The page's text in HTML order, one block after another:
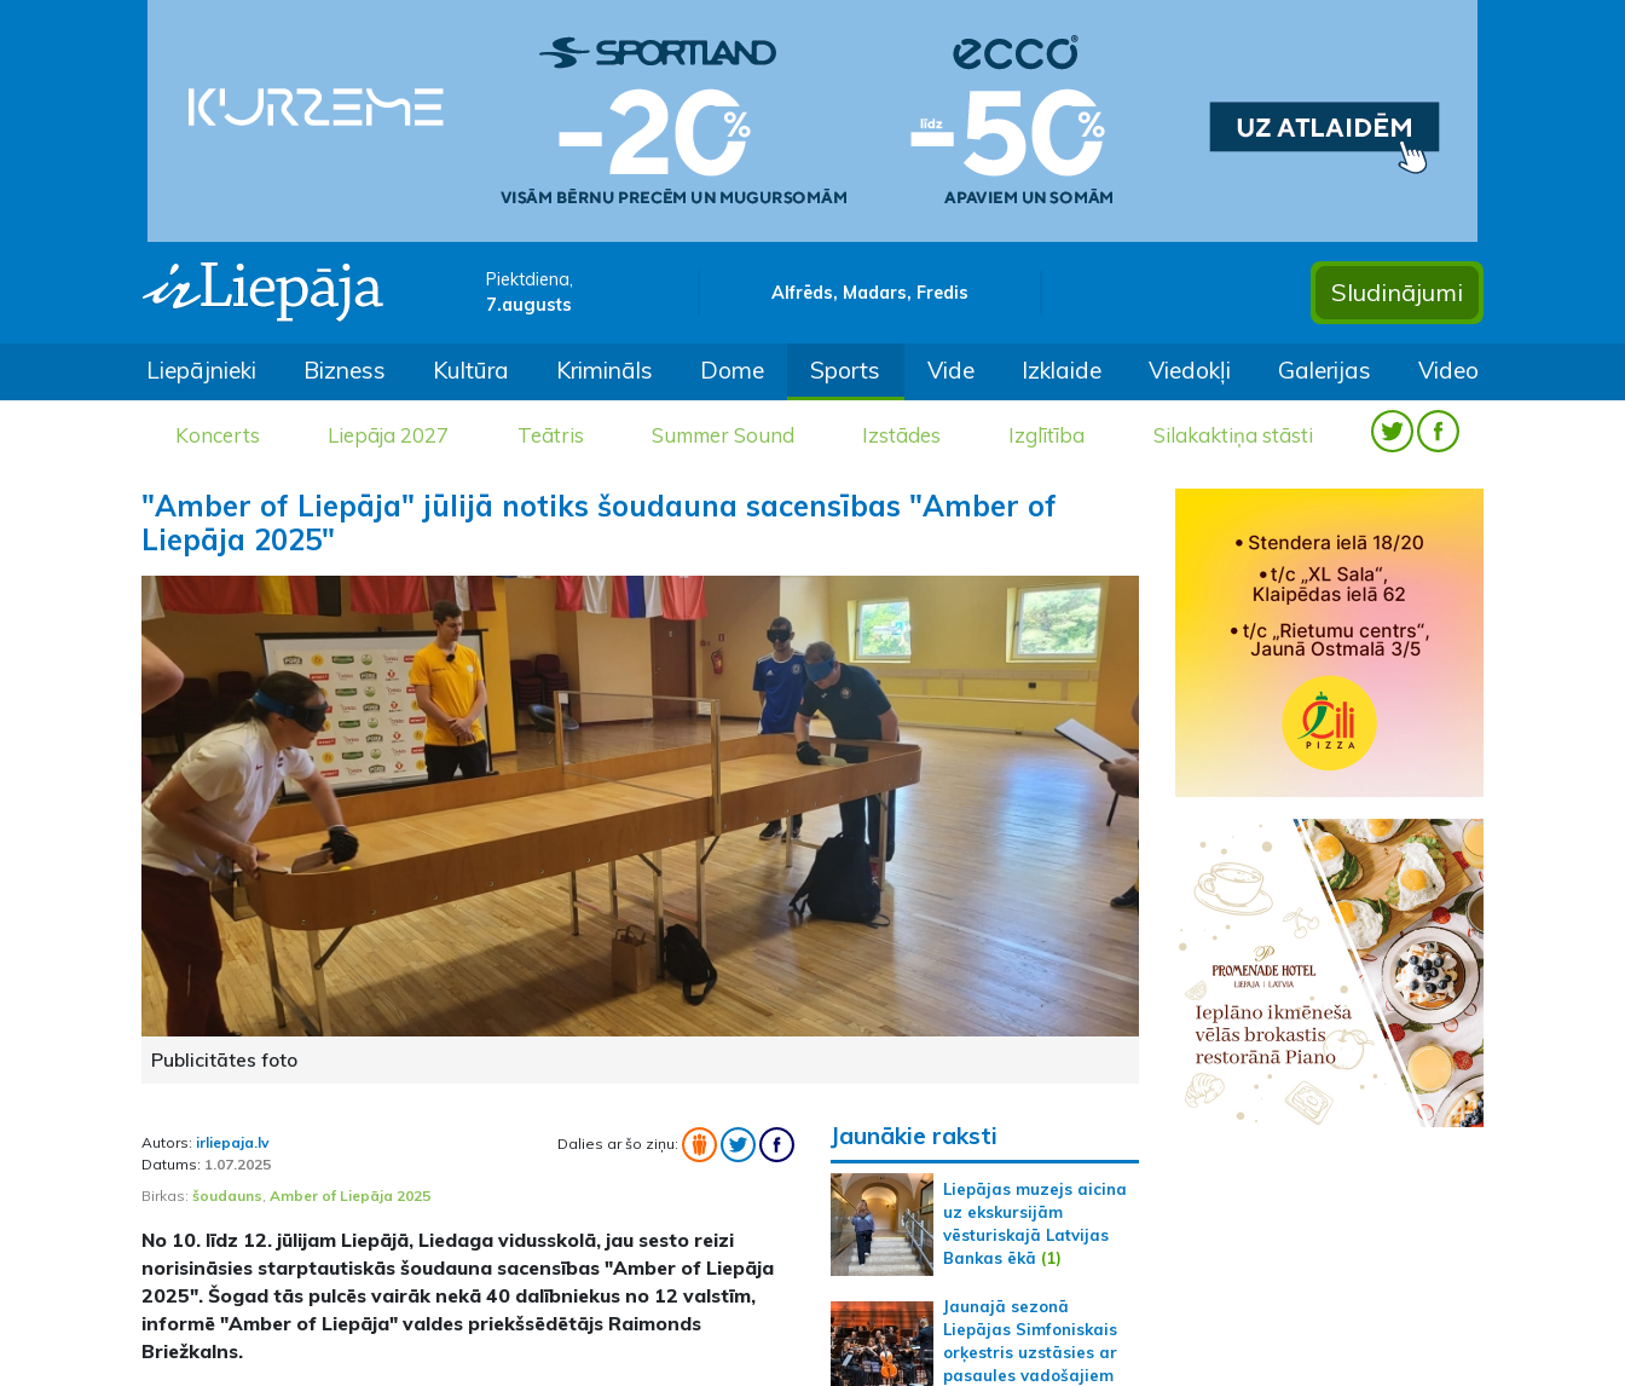
Piektdiena,
7.augusts
Alfrēds, Madars, Fredis Sludinājumi
Liepājnieki Bizness Kultūra Krimināls Dome Sports Vide Izklaide Viedokļi Galerijas Video
Koncerts Liepāja 2027 Teātris Summer Sound Izstādes Izglītība Silakaktiņa stāsti
"Amber of Liepāja" jūlijā notiks šoudauna sacensības "Amber of
Liepāja 2025"
Publicitātes foto
Autors: irliepaja.lv
Datums: 1.07.2025
Dalies ar šo ziņu:
Birkas: šoudauns Amber of Liepāja 2025
No 10. līdz 12. jūlijam Liepājā, Liedaga vidusskolā, jau sesto reizi
norisināsies starptautiskās šoudauna sacensības "Amber of Liepāja
2025". Šogad tās pulcēs vairāk nekā 40 dalībniekus no 12 valstīm,
informē "Amber of Liepāja" valdes priekšsēdētājs Raimonds
Briežkalns.
Jaunākie raksti
Liepājas muzejs aicina
uz ekskursijām
vēsturiskajā Latvijas
Bankas ēkā (1)
Jaunajā sezonā
Liepājas Simfoniskais
orķestris uzstāsies ar
pasaules vadošajiem